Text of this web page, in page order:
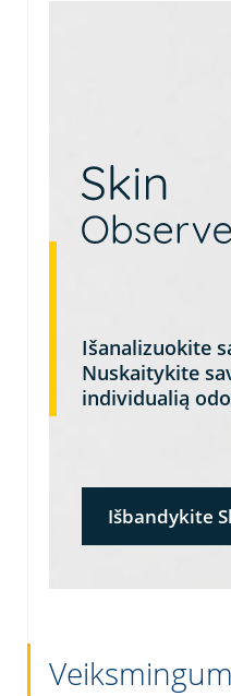
Išanalizuokite
Nuskaitykite
individualią
Išbandykite